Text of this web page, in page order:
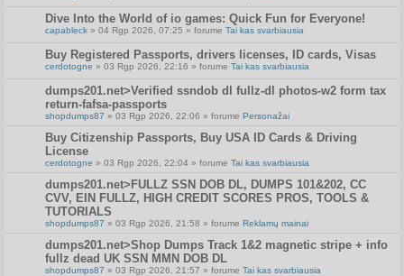
Dive Into the World of io games: Quick Fun for Everyone!
capableck » 04 Rgp 2026, 07:25 » forume Tai kas svarbiausia
Buy Registered Passports, drivers licenses, ID cards, Visas
cerdotogne » 03 Rgp 2026, 22:16 » forume Tai kas svarbiausia
dumps201.net>Verified ssndob dl fullz-dl photos-w2 form tax
return-fafsa-passports
shopdumps87 » 03 Rgp 2026, 22:06 » forume Personažai
Buy Citizenship Passports, Buy USA ID Cards & Driving
License
cerdotogne » 03 Rgp 2026, 22:04 » forume Tai kas svarbiausia
dumps201.net>FULLZ SSN DOB DL, DUMPS 101&202, CC
CVV, EIN FULLZ, HIGH CREDIT SCORES PROS, TOOLS &
TUTORIALS
shopdumps87 » 03 Rgp 2026, 21:58 » forume Reklamų mainai
dumps201.net>Shop Dumps Track 1&2 magnetic stripe + info
fullz dead UK SSN MMN DOB DL
shopdumps87 » 03 Rgp 2026, 21:57 » forume Tai kas svarbiausia